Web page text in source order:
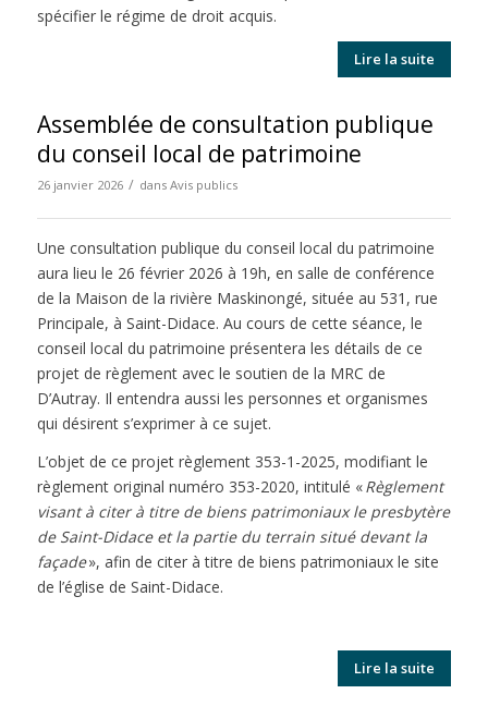
spécifier le régime de droit acquis.
Lire la suite
Assemblée de consultation publique
du conseil local de patrimoine
26 janvier 2026 / dans Avis publics
Une consultation publique du conseil local du patrimoine
aura lieu le 26 février 2026 à 19h, en salle de conférence
de la Maison de la rivière Maskinongé, située au 531, rue
Principale, à Saint-Didace. Au cours de cette séance, le
conseil local du patrimoine présentera les détails de ce
projet de règlement avec le soutien de la MRC de
D’Autray. Il entendra aussi les personnes et organismes
qui désirent s’exprimer à ce sujet.
L’objet de ce projet règlement 353-1-2025, modifiant le
règlement original numéro 353-2020, intitulé «Règlement
visant à citer à titre de biens patrimoniaux le presbytère
de Saint-Didace et la partie du terrain situé devant la
façade», afin de citer à titre de biens patrimoniaux le site
de l’église de Saint-Didace.
Lire la suite